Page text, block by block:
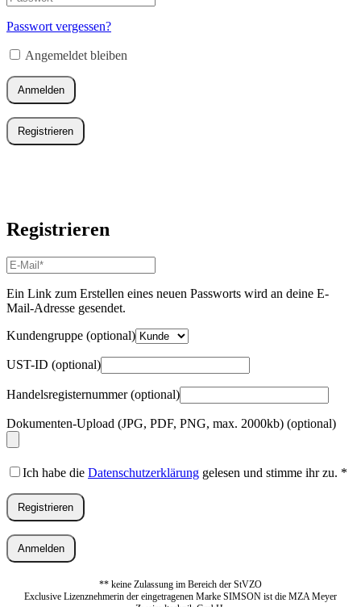
Mail-
Adresse*
Erforderlich
Passwort vergessen?
Angemeldet bleiben
Anmelden
Registrieren
Registrieren
E-
Mail-
Adresse*
Erforderlich
Ein Link zum Erstellen eines neuen Passworts wird an deine E-
Mail-Adresse gesendet.
Kundengruppe (optional)
UST-ID (optional)
Handelsregisternummer(optional)
Dokumenten-Upload (JPG, PDF, PNG, max. 2000kb) (optional)
Ich habe die Datenschutzerklärung gelesen und stimme ihr zu. *
Registrieren
Anmelden
** keine Zulassung im Bereich der StVZO
Exclusive Lizenznehmerin der eingetragenen Marke SIMSON ist die MZA Meyer